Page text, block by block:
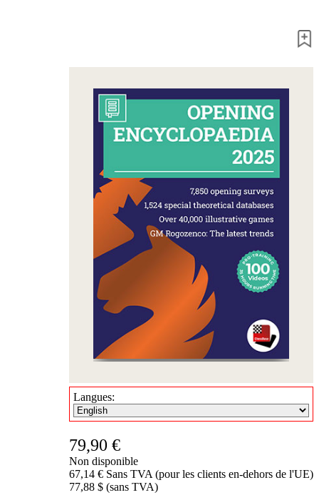
Langues:
79,90 €
Non disponible
67,14 € Sans TVA (pour les clients en-dehors de l'UE)
77,88 $ (sans TVA)